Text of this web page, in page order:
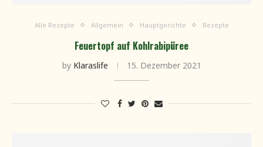
Alle Rezepte Allgemein Hauptgerichte Rezepte
Feuertopf auf Kohlrabipüree
by Klaraslife 15. Dezember 2021